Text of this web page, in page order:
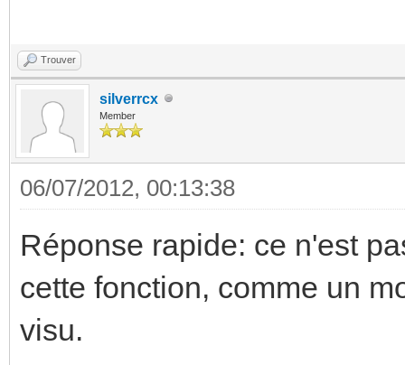
Trouver
silverrcx
Member
06/07/2012, 00:13:38
Réponse rapide: ce n'est
cette fonction, comme un
visu.